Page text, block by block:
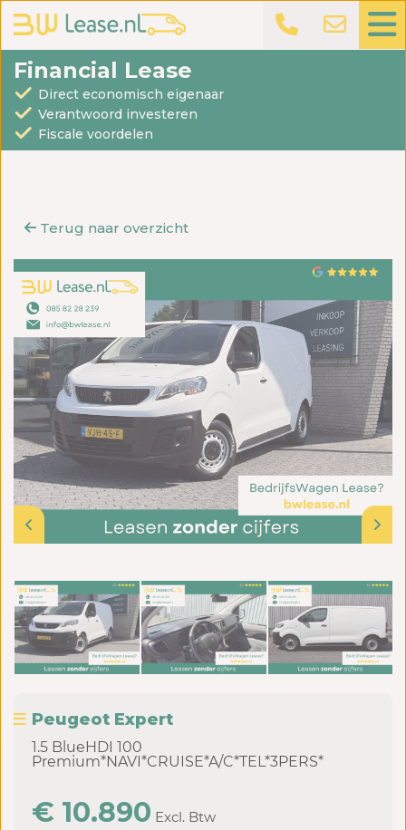
Financial Lease
Direct economisch eigenaar
Verantwoord investeren
Fiscale voordelen
Terug naar overzicht
Peugeot Expert
1.5 BlueHDI 100
Premium*NAVI*CRUISE*A/C*TEL*3PERS*
€ 10.890 Excl. Btw